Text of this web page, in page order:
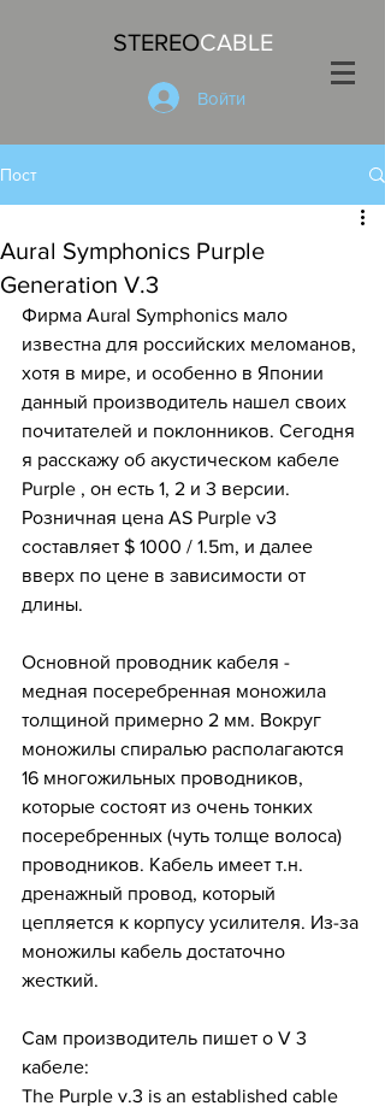
STEREOCABLE
Войти
Пост
Aural Symphonics Purple
Generation V.3
Фирма Aural Symphonics мало
известна для российских меломанов,
хотя в мире, и особенно в Японии
данный производитель нашел своих
почитателей и поклонников. Сегодня
я расскажу об акустическом кабеле
Purple , он есть 1, 2 и 3 версии.
Розничная цена AS Purple v3
составляет $ 1000 / 1.5m, и далее
вверх по цене в зависимости от
длины.
Основной проводник кабеля -
медная посеребренная моножила
толщиной примерно 2 мм. Вокруг
моножилы спиралью располагаются
16 многожильных проводников,
которые состоят из очень тонких
посеребренных (чуть толще волоса)
проводников. Кабель имеет т.н.
дренажный провод, который
цепляется к корпусу усилителя. Из-за
моножилы кабель достаточно
жесткий.
Сам производитель пишет о V 3
кабеле:
The Purple v.3 is an established cable